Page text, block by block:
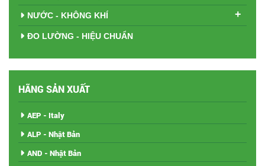
NƯỚC - KHÔNG KHÍ +
ĐO LƯỜNG - HIỆU CHUẨN
HÃNG SẢN XUẤT
AEP - Italy
ALP - Nhật Bản
AND - Nhật Bản